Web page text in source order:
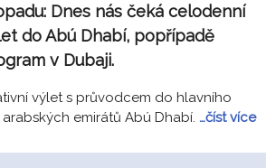
Dnes nás čeká celodenní
do Abú Dhabí, popřípadě
v Dubaji.
výlet s průvodcem do hlavního
emirátů Abú Dhabí. …číst více